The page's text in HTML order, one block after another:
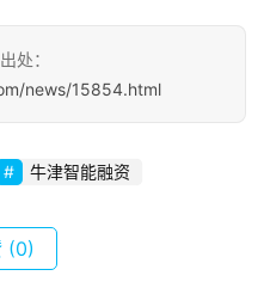
处：
news/15854.html
牛津智能融资
(0)